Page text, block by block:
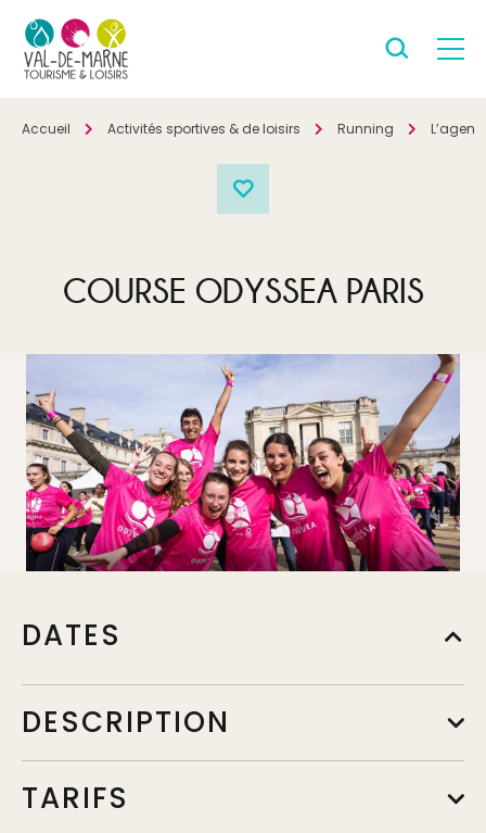
Accueil Activités sportives & de loisirs Running
COURSE ODYSSEA PARIS
DATES
DESCRIPTION
TARIFS